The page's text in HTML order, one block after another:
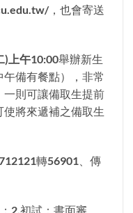
，也會寄送
)上午10:00舉辦新生
備有餐點），非常
則可讓備取生提前
將來遞補之備取生
轉56901、傳
2.初試：書面審